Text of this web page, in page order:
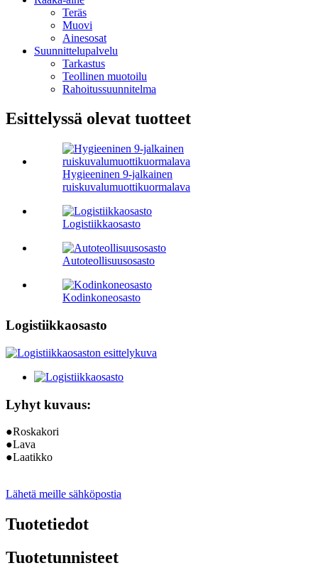
Teräs
Muovi
Ainesosat
Suunnittelupalvelu
Tarkastus
Teollinen muotoilu
Rahoitussuunnitelma
Esittelyssä olevat tuotteet
Hygieeninen 9-jalkainen
ruiskuvalumuottikuormalava
Logistiikkaosasto
Autoteollisuusosasto
Kodinkoneosasto
Logistiikkaosasto
Lyhyt kuvaus:
●Roskakori
●Lava
●Laatikko
Lähetä meille sähköpostia
Tuotetiedot
Tuotetunnisteet